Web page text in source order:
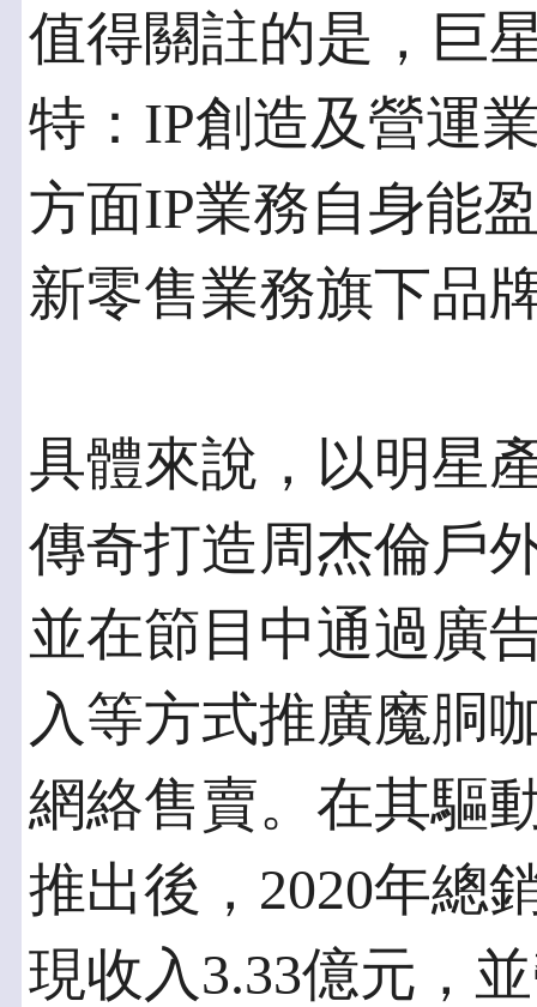
值得關註的是，巨
特：IP創造及營運
方面IP業務自身能
新零售業務旗下品
具體來說，以明星
傳奇打造周杰倫戶
並在節目中通過廣
入等方式推廣魔胴
網絡售賣。在其驅
推出後，2020年總
現收入3.33億元，